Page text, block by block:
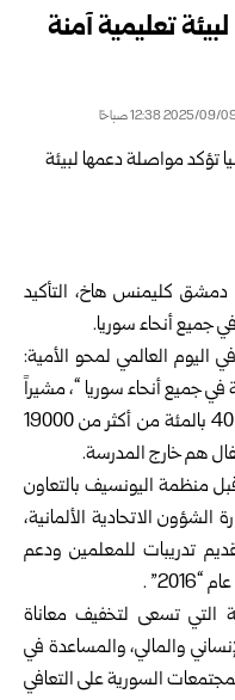
تعليمية آمنة
دمشق كليمنس هاخ، التأكيد
جميع أنحاء سوريا.
العالمي لمحو الأمية:
“نكرر دعم ألمانيا الدائم لبيئة تعليمية آمنة في جميع أنحاء ‎سوريا “، مشيراً
إلى إنه خلال السنوات الماضية تضررت 40 بالمئة من أكثر من 19000
منظمة اليونسيف بالتعاون
الشؤون الاتحادية الألمانية،
139 مدرسة، وتقديم تدريبات للمعلمين ودعم
التي تسعى لتخفيف معاناة
والمالي، والمساعدة في
السورية على التعافي